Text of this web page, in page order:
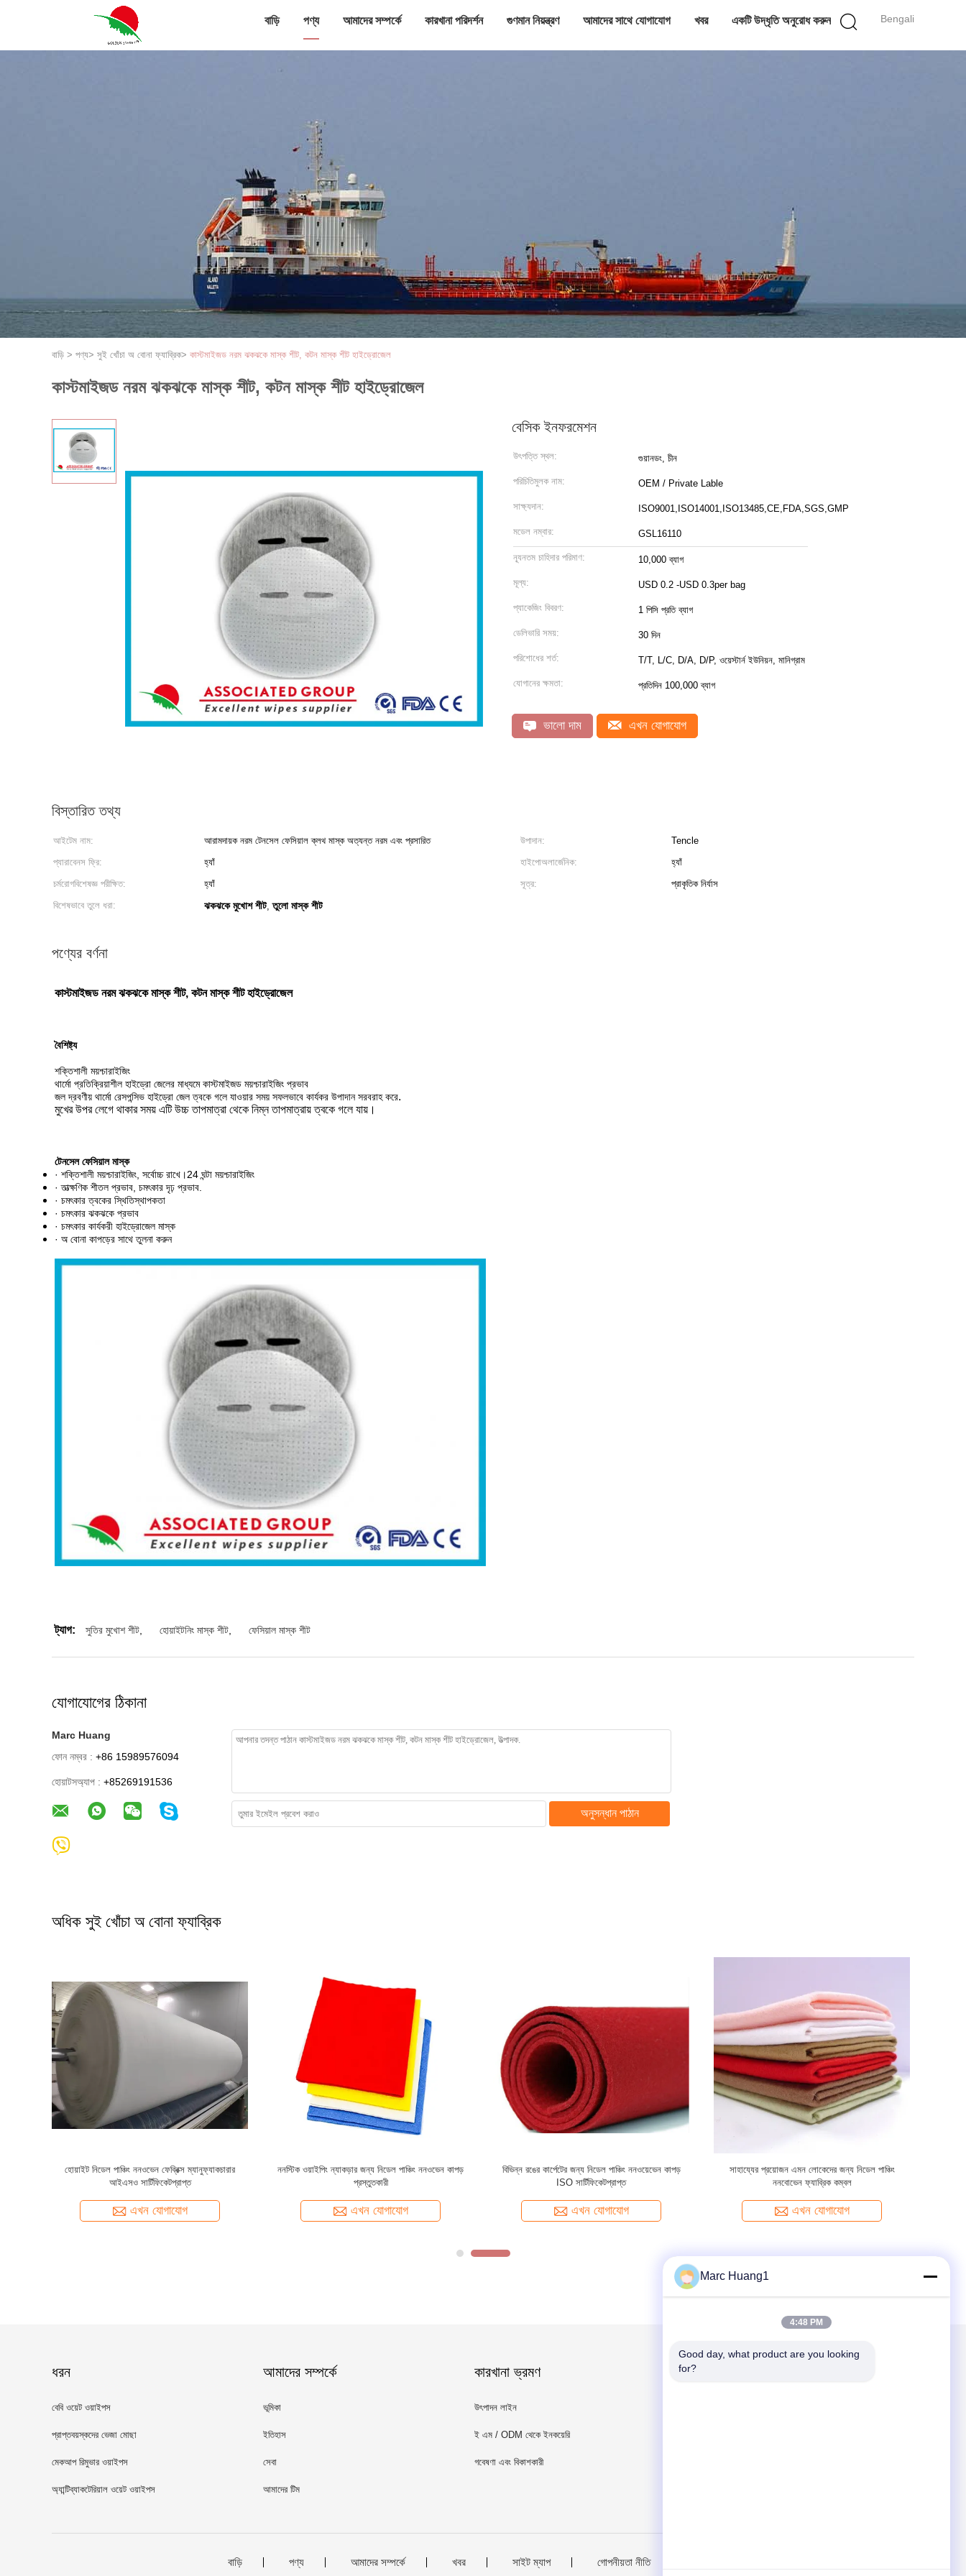
Bengali
বাড়ি পণ্য আমাদের সম্পর্কে কারখানা পরিদর্শন গুণমান নিয়ন্ত্রণ আমাদের সাথে যোগাযোগ খবর একটি উদ্ধৃতি অনুরোধ করুন
বাড়ি > পণ্য> সুই খোঁচা অ বোনা ফ্যাব্রিক> কাস্টমাইজড নরম ঝকঝকে মাস্ক শীট, কটন মাস্ক শীট হাইড্রোজেল
কাস্টমাইজড নরম ঝকঝকে মাস্ক শীট, কটন মাস্ক শীট হাইড্রোজেল
বেসিক ইনফরমেশন
উৎপত্তি স্থল: গুয়ানডং, চীন
পরিচিতিমুলক নাম: OEM / Private Lable
সাক্ষ্যদান: ISO9001,ISO14001,ISO13485,CE,FDA,SGS,GMP
মডেল নম্বার: GSL16110
ন্যূনতম চাহিদার পরিমাণ: 10,000 ব্যাগ
মূল্য: USD 0.2 -USD 0.3per bag
প্যাকেজিং বিবরণ: 1 পিসি প্রতি ব্যাগ
ডেলিভারি সময়: 30 দিন
পরিশোধের শর্ত: T/T, L/C, D/A, D/P, ওয়েস্টার্ন ইউনিয়ন, মানিগ্রাম
যোগানের ক্ষমতা: প্রতিদিন 100,000 ব্যাগ
ভালো দাম এখন যোগাযোগ
বিস্তারিত তথ্য
আইটেম নাম: আরামদায়ক নরম টেনসেল ফেসিয়াল ক্লথ মাস্ক অত্যন্ত নরম এবং প্রসারিত উপাদান:
Tencle
প্যারাবেনস ফ্রি:
হ্যাঁ হাইপোঅলার্জেনিক:
হ্যাঁ
চর্মরোগবিশেষজ্ঞ পরীক্ষিত:
হ্যাঁ সূত্র:
প্রাকৃতিক নির্যাস
বিশেষভাবে তুলে ধরা:
ঝকঝকে মুখোশ শীট,তুলো মাস্ক শীট
পণ্যের বর্ণনা
কাস্টমাইজড নরম ঝকঝকে মাস্ক শীট, কটন মাস্ক শীট হাইড্রোজেল
বৈশিষ্ট্য
শক্তিশালী ময়শ্চারাইজিং
থার্মো প্রতিক্রিয়াশীল হাইড্রো জেলের মাধ্যমে কাস্টমাইজড ময়শ্চারাইজিং প্রভাব
জল দ্রবণীয় থার্মো রেসপন্সিভ হাইড্রো জেল ত্বকে গলে যাওয়ার সময় সফলভাবে কার্যকর উপাদান সরবরাহ করে.
মুখের উপর লেগে থাকার সময় এটি উচ্চ তাপমাত্রা থেকে নিম্ন তাপমাত্রায় ত্বকে গলে যায়।
টেনসেল ফেসিয়াল মাস্ক
· শক্তিশালী ময়শ্চারাইজিং, সর্বোচ্চ রাখে।24 ঘন্টা ময়শ্চারাইজিং
· তাত্ক্ষণিক শীতল প্রভাব, চমৎকার দৃঢ় প্রভাব.
· চমৎকার ত্বকের স্থিতিস্থাপকতা
· চমৎকার ঝকঝকে প্রভাব
· চমৎকার কার্যকরী হাইড্রোজেল মাস্ক
· অ বোনা কাপড়ের সাথে তুলনা করুন
ট্যাগ: সুতির মুখোশ শীট হোয়াইটনিং মাস্ক শীট ফেসিয়াল মাস্ক শীট
যোগাযোগের ঠিকানা
Marc Huang
ফোন নম্বর : +86 15989576094
হোয়াটসঅ্যাপ : +85269191536
অনুসন্ধান পাঠান
অধিক সুই খোঁচা অ বোনা ফ্যাব্রিক
পেপার ফেসিয়াল মাস্ক শীট
এখন যোগাযোগ
কাস্টমাইজ সুই পাঞ্চিং ননবোভেন কাপড় বিভিন্ন ফাইবার রচনা
এখন যোগাযোগ
33 বছরের নিডেল পাঞ্চিং ননবোভেন ফেব্রিক্স ম্যানুফ্যাকচারার
আইএসও সার্টিফিকেটপ্রাপ্ত
এখন যোগাযোগ
ব্ল্যাক নিডল পাঞ্চিং ননওভেন ফেব্রিক্স ম্যানুফ্যাকচারার আইএসও
সার্টিফিকেটপ্রাপ্ত
এখন যোগাযোগ
ধরন
বেবি ওয়েট ওয়াইপস
প্রাপ্তবয়স্কদের ভেজা মোছা
মেকআপ রিমুভার ওয়াইপস
অ্যান্টিব্যাকটেরিয়াল ওয়েট ওয়াইপস
আমাদের সম্পর্কে
ভূমিকা
ইতিহাস
সেবা
আমাদের টিম
কারখানা ভ্রমণ
উৎপাদন লাইন
ই এম / ODM থেকে ইনকয়েরি
গবেষণা এবং বিকাশকারী
আমাদের মেইল ​​করুন
বাড়ি পণ্য আমাদের সম্পর্কে খবর সাইট ম্যাপ গোপনীয়তা নীতি
Marc Huang1
4:48 PM
Good day, what product are you looking
for?